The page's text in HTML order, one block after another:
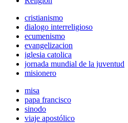
cristianismo
dialogo interreligioso
ecumenismo
evangelizacion
iglesia catolica
jornada mundial de la juventud
misionero
misa
papa francisco
sinodo
viaje apostólico